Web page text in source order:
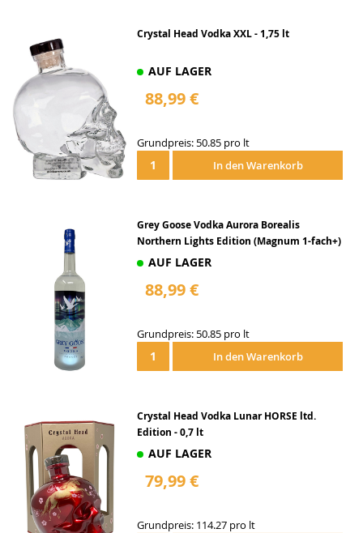
Crystal Head Vodka XXL - 1,75 lt
AUF LAGER
88,99 €
Grundpreis: 50.85 pro lt
In den Warenkorb
Grey Goose Vodka Aurora Borealis
Northern Lights Edition (Magnum 1-fach+)
- 1,AUF LAGER
88,99 €
Grundpreis: 50.85 pro lt
In den Warenkorb
Crystal Head Vodka Lunar HORSE ltd.
Edition - 0,7 lt
AUF LAGER
79,99 €
Grundpreis: 114.27 pro lt